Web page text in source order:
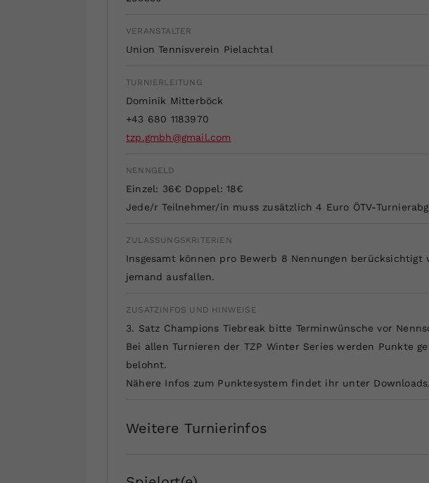
VERANSTALTER
Union Tennisverein Pielachtal
TURNIERLEITUNG
Dominik Mitterböck
+43 680 1183970
tzp.gmbh@gmail.com
NENNGELD
Einzel: 36€ Doppel: 18€
Jede/r Teilnehmer/in muss zusätzlich 4 Euro ÖTV-
ZULASSUNGSKRITERIEN
Insgesamt können pro Bewerb 8 Nennungen
jemand ausfallen.
ZUSATZINFOS UND HINWEISE
3. Satz Champions Tiebreak bitte Terminwünsche vor
Bei allen Turnieren der TZP Winter Series werden Punkte
belohnt.
Nähere Infos zum Punktesystem findet ihr unter Downloads.
Weitere Turnierinfos